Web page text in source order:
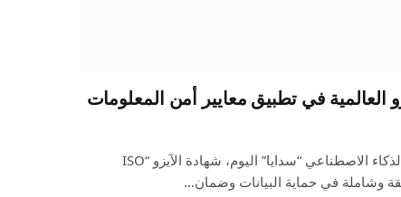
العالمية في تطبيق معايير أمن المعلومات
تسلمت الهيئة السعودية للبيانات والذكاء الاصطناعي “سدايا” اليوم، شهادة الآيزو “ISO